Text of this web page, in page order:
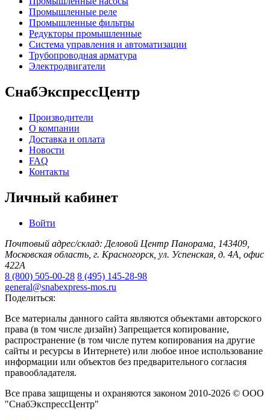
Промышленные реле
Промышленные фильтры
Редукторы промышленные
Система управления и автоматизации
Трубопроводная арматура
Электродвигатели
СнабЭкспрессЦентр
Производители
О компании
Доставка и оплата
Новости
FAQ
Контакты
Личный кабинет
Войти
Почтовый адрес/склад: Деловой Центр Панорама, 143409,
Московская область, г. Красногорск, ул. Успенская, д. 4А, офис
422А
8 (800) 505-00-28 8 (495) 145-28-98
general@snabexpress-mos.ru
Поделиться:
Все материалы данного сайта являются объектами авторского
права (в том числе дизайн) Запрещается копирование,
распространение (в том числе путем копирования на другие
сайты и ресурсы в Интернете) или любое иное использование
информации или объектов без предварительного согласия
правообладателя.
Все права защищены и охраняются законом 2010-2026 © ООО
"СнабЭкспрессЦентр"